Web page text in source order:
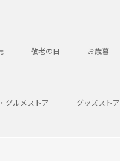
敬老の日 お歳暮
グルメストア グッズストア